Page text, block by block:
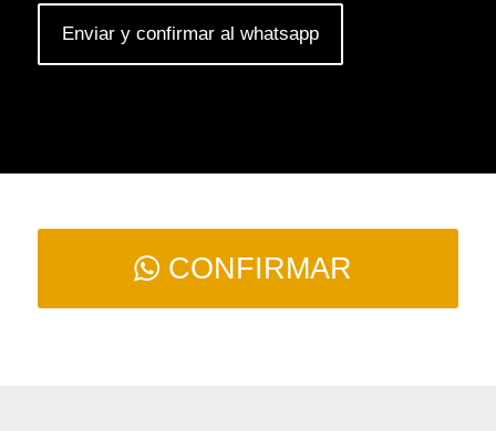
CONFIRMAR